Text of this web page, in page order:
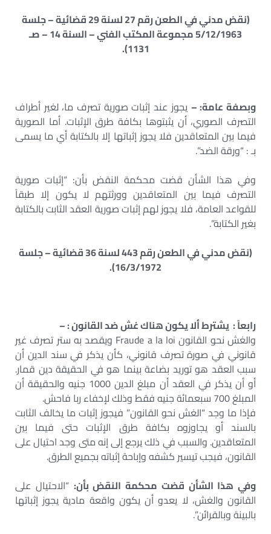
(نقض مدني في الطعن رقم 27 لسنة 29 قضائية – جلسة
5/12/1963 مجموعة المكتب الفني – السنة 14 – صـ
1131).
وبصفة عامة: – يجوز عند إثبات صورية تصرف ما، لغير أطراف
التصرف الصوري، أن يثبتوها بكافة طرق الإثبات. أما الصورية
فيما بين المتعاقدين فلا يجوز إثباتها إلا بالكتابة أي ما يسمى
بـ : “ورقة الضد”.
وفي هذا الشأن قضت محكمة النقض بأن: “إثبات صورية
التصرف فيما بين المتعاقدين وورثتهم لا يكون إلا طبقاً
للقواعد العامة، فلا يجوز لهم إثبات صورية العقد الثابت بالكتابة
بغير الكتابة”.
(نقض مدني في الطعن رقم 443 لسنة 36 قضائية – جلسة
16/3/1972).
رابعاً : يشترط ألا يكون هناك غش ضد القانون : –
والغش نحو القانون Fraude a la loi ويقصد به ستر تصرف غير
قانوني في صورة تصرف قانوني، كأن يذكر في سند الدين أن
سبب العقد هو توريد بضاعة بينما هو في الحقيقة دين قمار.
أو أن يذكر في العقد أن مبلغ الدين 1000 جنيه والحقيقة أن
المبلغ 700 سبعمائة جنيه فقط وذلك لإخفاء ربا فاحش.
فإذا ما وجد “الغش نحو القانون” فيجوز إثبات ما يخالف الثابت
بالسند أو يجاوزوه بكافة طرق الإثبات حتى فيما بين
المتعاقدين. والسبب في ذلك يرجع إلى إنه متى وجد احتيال على
القانون، فيجب تيسير كشفه وإباحة إثباته بجميع الطرق.
وفي هذا الشأن قضت محكمة النقض بأن: “الاحتيال على
القانون والغش، لا يعدو أن يكون واقعة مادية يجوز إثباتها
بالبينة وبالقرائن”.